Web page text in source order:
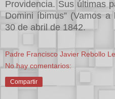
Providencia. Sus últimas
Domini íbimus” (Vamos
30 de abril de 1842.
Padre Francisco Javier Rebollo
No hay comentarios:
Compartir